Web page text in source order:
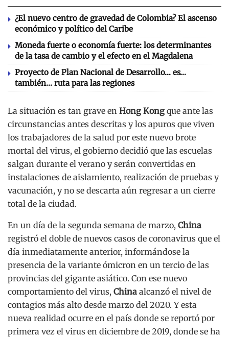
¿El nuevo centro de gravedad de Colombia? El ascenso
económico y político del Caribe
Moneda fuerte o economía fuerte: los determinantes
de la tasa de cambio y el efecto en el Magdalena
Proyecto de Plan Nacional de Desarrollo… es…
también… ruta para las regiones
La situación es tan grave en Hong Kong que ante las
circunstancias antes descritas y los apuros que viven
los trabajadores de la salud por este nuevo brote
mortal del virus, el gobierno decidió que las escuelas
salgan durante el verano y serán convertidas en
instalaciones de aislamiento, realización de pruebas y
vacunación, y no se descarta aún regresar a un cierre
total de la ciudad.
En un día de la segunda semana de marzo, China
registró el doble de nuevos casos de coronavirus que el
día inmediatamente anterior, informándose la
presencia de la variante ómicron en un tercio de las
provincias del gigante asiático. Con ese nuevo
comportamiento del virus, China alcanzó el nivel de
contagios más alto desde marzo del 2020. Y esta
nueva realidad ocurre en el país donde se reportó por
primera vez el virus en diciembre de 2019, donde se ha